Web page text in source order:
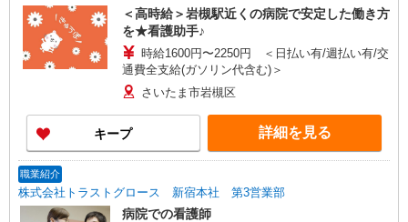
＜高時給＞岩槻駅近くの病院で安定した働き方
を★看護助手♪
時給1600円〜2250円 ＜日払い有/週払い有/交
通費全支給(ガソリン代含む)＞
さいたま市岩槻区
キープ 詳細を見る
職業紹介
株式会社トラストグロース 新宿本社 第3営業部
病院での看護師